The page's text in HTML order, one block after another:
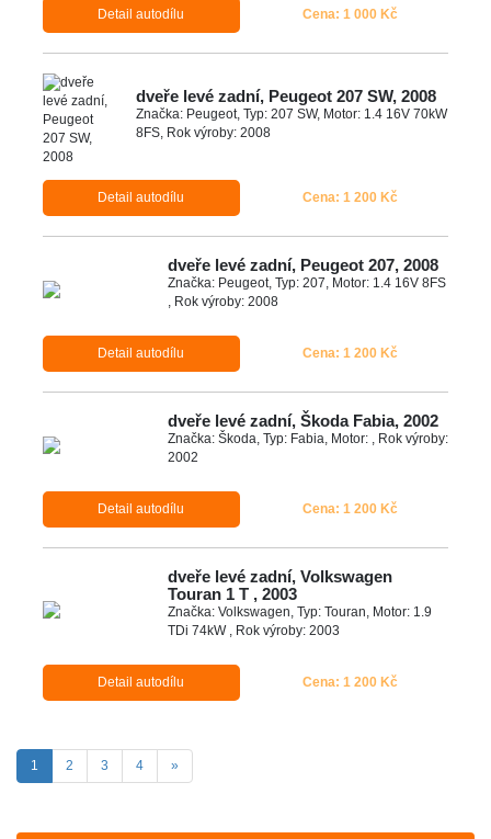
Detail autodílu Cena: 1 000 Kč
dveře levé zadní, Peugeot 207 SW, 2008
Značka: Peugeot, Typ: 207 SW, Motor: 1.4 16V 70kW
8FS, Rok výroby: 2008
Detail autodílu Cena: 1 200 Kč
dveře levé zadní, Peugeot 207, 2008
Značka: Peugeot, Typ: 207, Motor: 1.4 16V 8FS
, Rok výroby: 2008
Detail autodílu Cena: 1 200 Kč
dveře levé zadní, Škoda Fabia, 2002
Značka: Škoda, Typ: Fabia, Motor: , Rok výroby:
2002
Detail autodílu Cena: 1 200 Kč
dveře levé zadní, Volkswagen
Touran 1 T , 2003
Značka: Volkswagen, Typ: Touran, Motor: 1.9
TDi 74kW , Rok výroby: 2003
Detail autodílu Cena: 1 200 Kč
1 (aktuální)
2 3 4 »Další